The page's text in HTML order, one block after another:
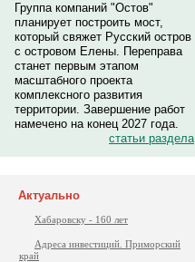
Группа компаний "Остов"
планирует построить мост,
который свяжет Русский остров
с островом Елены. Переправа
станет первым этапом
масштабного проекта
комплексного развития
территории. Завершение работ
намечено на конец 2027 года.
статьи раздела
Актуально
Хабаровску - 160 лет
Адреса инвестиций. Приморский
край